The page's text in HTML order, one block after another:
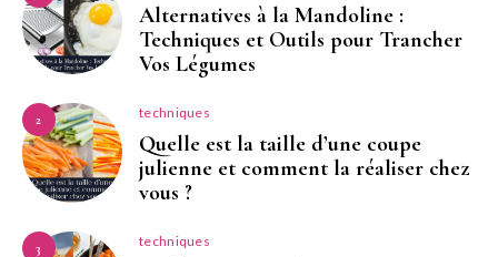
Alternatives à la Mandoline :
Techniques et Outils pour Trancher
Vos Légumes
2 techniques
Quelle est la taille d’une coupe
julienne et comment la réaliser chez
vous ?
3 techniques